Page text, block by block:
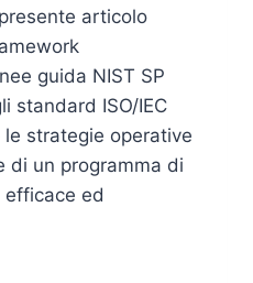
articolo
guida NIST SP
standard ISO/IEC
strategie operative
di un programma di
ed